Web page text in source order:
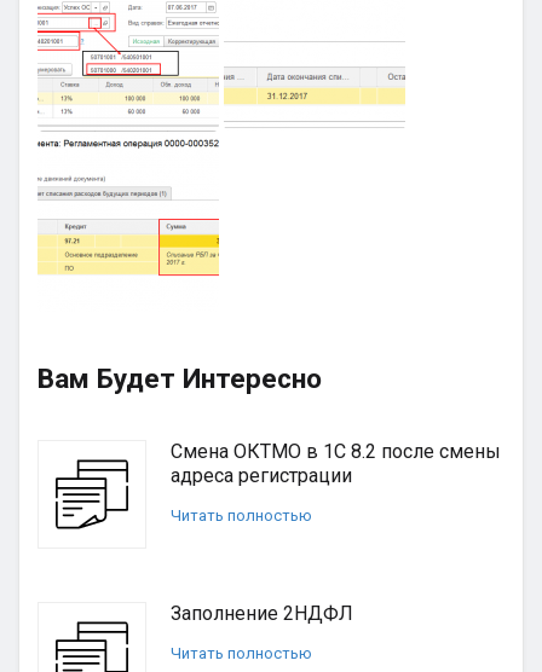
Вам Будет Интересно
Смена ОКТМО в 1С 8.2 после смены
адреса регистрации
Читать полностью
Заполнение 2НДФЛ
Читать полностью